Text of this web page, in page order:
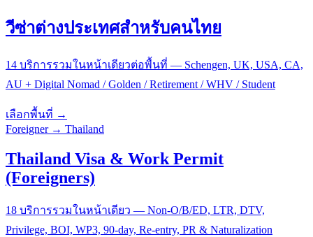
วีซ่าต่างประเทศสำหรับคนไทย
14 บริการรวมในหน้าเดียวต่อพื้นที่ — Schengen, UK, USA, CA,
AU + Digital Nomad / Golden / Retirement / WHV / Student
เลือกพื้นที่ →
Foreigner → Thailand
Thailand Visa & Work Permit
(Foreigners)
18 บริการรวมในหน้าเดียว — Non-O/B/ED, LTR, DTV,
Privilege, BOI, WP3, 90-day, Re-entry, PR & Naturalization